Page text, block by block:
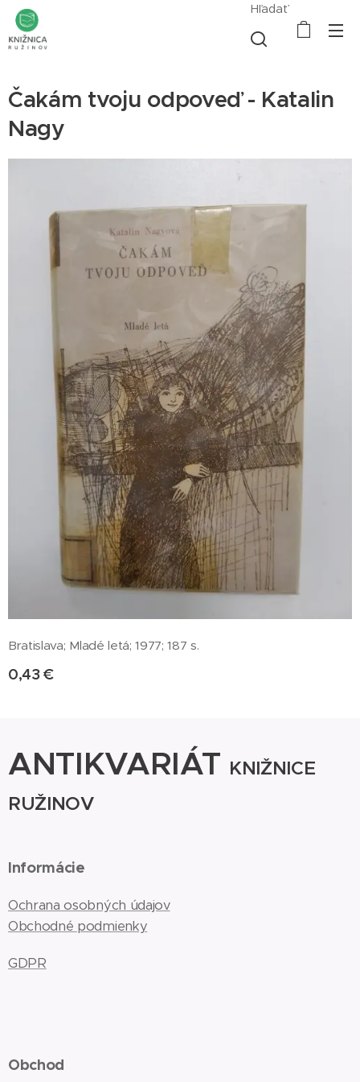
Hľadať
Čakám tvoju odpoveď - Katalin
Nagy
Bratislava; Mladé letá; 1977; 187 s.
0,43 €
ANTIKVARIÁT KNIŽNICE
RUŽINOV
Informácie
Ochrana osobných údajov
Obchodné podmienky
GDPR
Obchod